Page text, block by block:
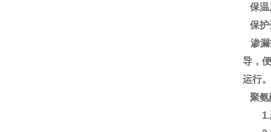
保温
保护
渗漏
导，
运行。
聚氨
1.聚